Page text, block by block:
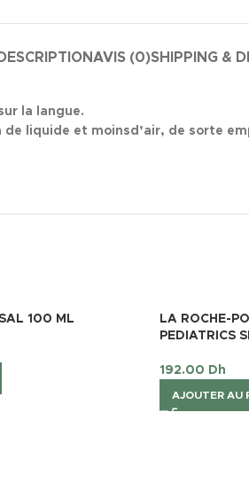
DESCRIPTIONAVIS (0)SHIPPING &
la langue.
de liquide et moinsd’air, de sorte
100 ML
LA ROCHE-
PEDIATRICS
192.00 Dh
AJOUTER AU